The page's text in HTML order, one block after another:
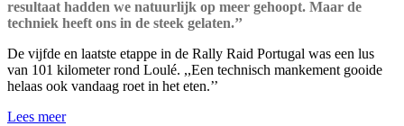
resultaat hadden we natuurlijk op meer gehoopt. Maar de
techniek heeft ons in de steek gelaten.’’
De vijfde en laatste etappe in de Rally Raid Portugal was een lus
van 101 kilometer rond Loulé. ,,Een technisch mankement gooide
helaas ook vandaag roet in het eten.’’
Lees meer